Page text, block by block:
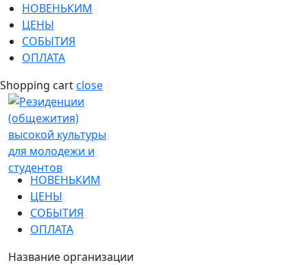
НОВЕНЬКИМ
ЦЕНЫ
СОБЫТИЯ
ОПЛАТА
Shopping cartclose
НОВЕНЬКИМ
ЦЕНЫ
СОБЫТИЯ
ОПЛАТА
Название организации